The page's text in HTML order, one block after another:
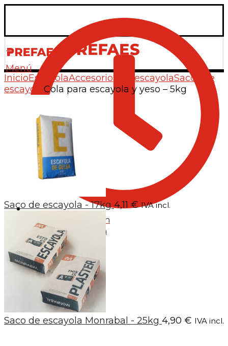
L-V: de 7:15h a 13:30h
y de 15:00h a 18:00h
Menú
InicioEscayolaAccesorios de escayolaSacos de
escayola Cola para escayola y yeso – 5kg
Saco de escayola - 17kg4,11 € IVA incl.
Saco de escayola Monrabal - 25kg 4,90 € IVA incl.